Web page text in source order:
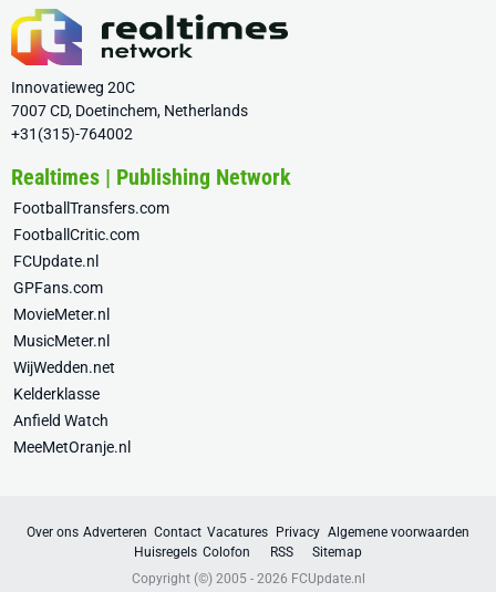
Innovatieweg 20C
7007 CD, Doetinchem, Netherlands
+31(315)-764002
Realtimes | Publishing Network
FootballTransfers.com
FootballCritic.com
FCUpdate.nl
GPFans.com
MovieMeter.nl
MusicMeter.nl
WijWedden.net
Kelderklasse
Anfield Watch
MeeMetOranje.nl
Over ons Adverteren Contact Vacatures Privacy Algemene voorwaarden
Huisregels Colofon RSS
Sitemap
Copyright (©) 2005 - 2026 FCUpdate.nl